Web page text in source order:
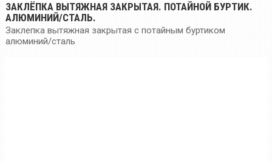
ЗАКЛЁПКА ВЫТЯЖНАЯ ЗАКРЫТАЯ. ПОТАЙНОЙ БУРТИК.
АЛЮМИНИЙ/СТАЛЬ.
Заклепка вытяжная закрытая с потайным буртиком
алюминий/сталь